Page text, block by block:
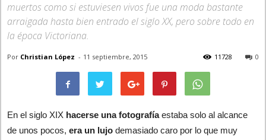
muertos como si estuviesen vivos fue una moda bastante
arraigada hasta bien entrado el siglo XX, pero sobre todo en
la época Victoriana.
Por Christian López - 11 septiembre, 2015 0
11728
En el siglo XIX hacerse una fotografíaestaba solo al alcance
de unos pocos, era un lujo demasiado caro por lo que muy